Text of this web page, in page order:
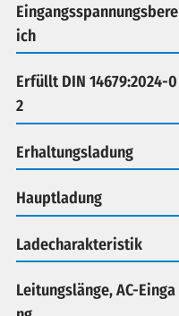
Eingangsspannungsbere
ich
Erfüllt DIN 14679:2024-0
2
Erhaltungsladung
Hauptladung
Ladecharakteristik
Leitungslänge, AC-Einga